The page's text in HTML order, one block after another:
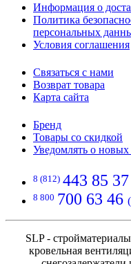
Информация о
Политика
персональных
Условия соглашения
Связаться с нами
Возврат товара
Карта сайта
Бренд
Товары со скидкой
Уведомлять о новых
8 (812) 443 85 37
8 800 700 63 46
SLP -
кровельная